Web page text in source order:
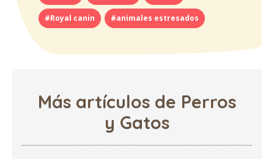
#Royal canin #animales estresados
Más artículos de Perros
y Gatos